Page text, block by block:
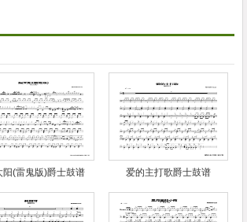
阳(雷鬼版)爵士鼓谱 爱的主打歌爵士鼓谱